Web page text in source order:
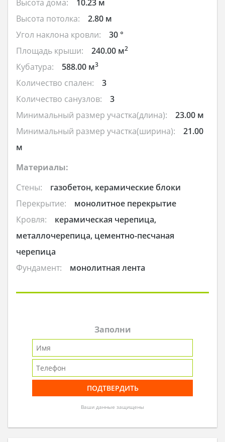
Высота дома:
10.23 м
Высота потолка:
2.80 м
Угол наклона кровли:
30 °
Площадь крыши:
240.00 м2
Кубатура: 588.00 м3
Количество спален:
3
Количество санузлов:
3
Минимальный размер участка(длина):
23.00 м
Минимальный размер участка(ширина):
21.00
м
Материалы:
Стены:
газобетон, керамические блоки
Перекрытие:
монолитное перекрытие
Кровля:
керамическая черепица,
металлочерепица, цементно-песчаная
черепица
Фундамент:
монолитная лента
Заполни
Ваши данные защищены